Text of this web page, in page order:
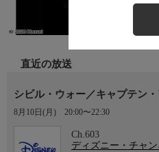
直近の放送
シビル・ウォー／キャプテン
8月10日(月) 20:00〜22:30
Ch.603
ディズニー・チャ